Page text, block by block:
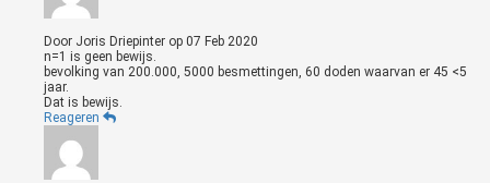
Door Joris Driepinter op 07 Feb 2020
n=1 is geen bewijs.
bevolking van 200.000, 5000 besmettingen, 60 doden waarvan er 45 <5
jaar.
Dat is bewijs.
Reageren